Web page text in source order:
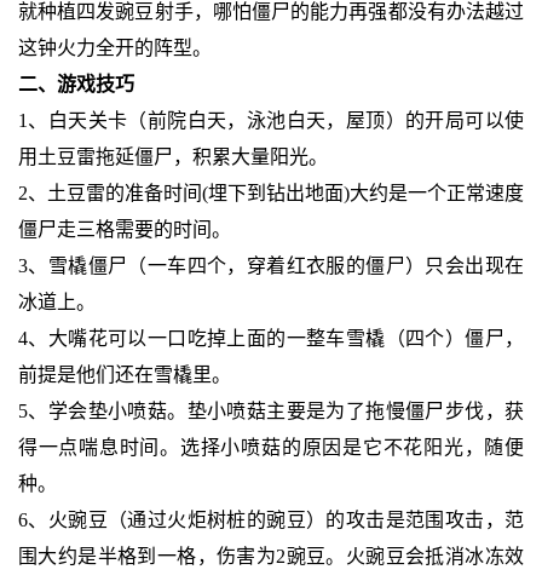
就种植四发豌豆射手，哪怕僵尸的能力再强都没有办法越过
这钟火力全开的阵型。
二、游戏技巧
1、白天关卡（前院白天，泳池白天，屋顶）的开局可以使
用土豆雷拖延僵尸，积累大量阳光。
2、土豆雷的准备时间(埋下到钻出地面)大约是一个正常速度
僵尸走三格需要的时间。
3、雪橇僵尸（一车四个，穿着红衣服的僵尸）只会出现在
冰道上。
4、大嘴花可以一口吃掉上面的一整车雪橇（四个）僵尸，
前提是他们还在雪橇里。
5、学会垫小喷菇。垫小喷菇主要是为了拖慢僵尸步伐，获
得一点喘息时间。选择小喷菇的原因是它不花阳光，随便
种。
6、火豌豆（通过火炬树桩的豌豆）的攻击是范围攻击，范
围大约是半格到一格，伤害为2豌豆。火豌豆会抵消冰冻效